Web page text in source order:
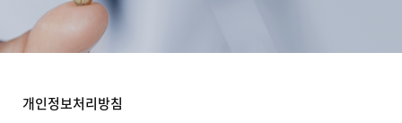
개인정보처리방침